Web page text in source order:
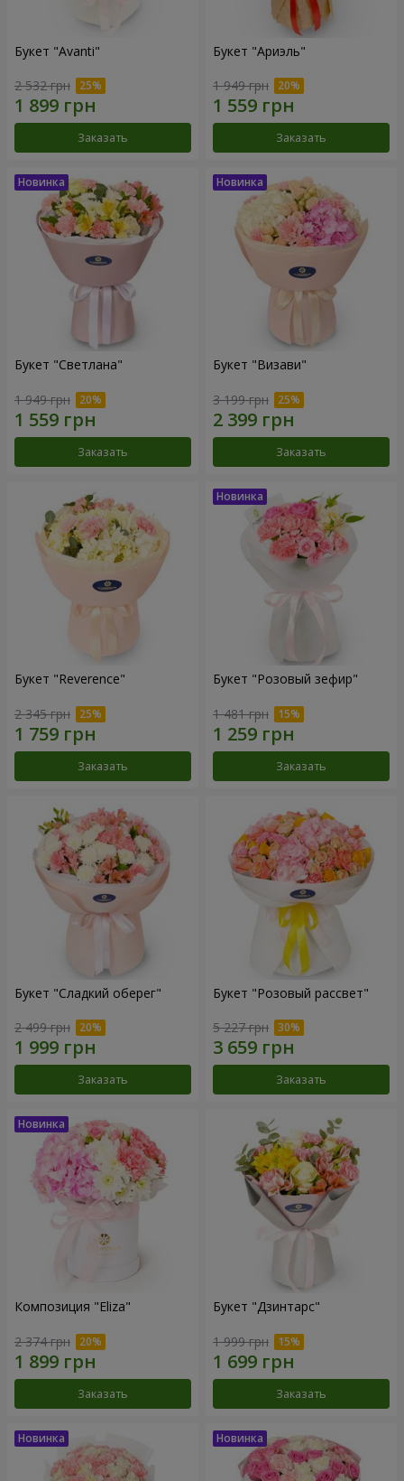
Букет "Avanti"
2 532 грн
Заказать
Букет "Ариэль"
1 949 грн
Заказать
Букет "Светлана"
1 949 грн
Заказать
Букет "Визави"
3 199 грн
Заказать
Букет "Reverence"
2 345 грн
Заказать
Букет "Розовый зефир"
1 481 грн
Заказать
Букет "Сладкий оберег"
2 499 грн
Заказать
Букет "Розовый рассвет"
5 227 грн
Заказать
Композиция "Eliza"
2 374 грн
Заказать
Букет "Дзинтарс"
1 999 грн
Заказать